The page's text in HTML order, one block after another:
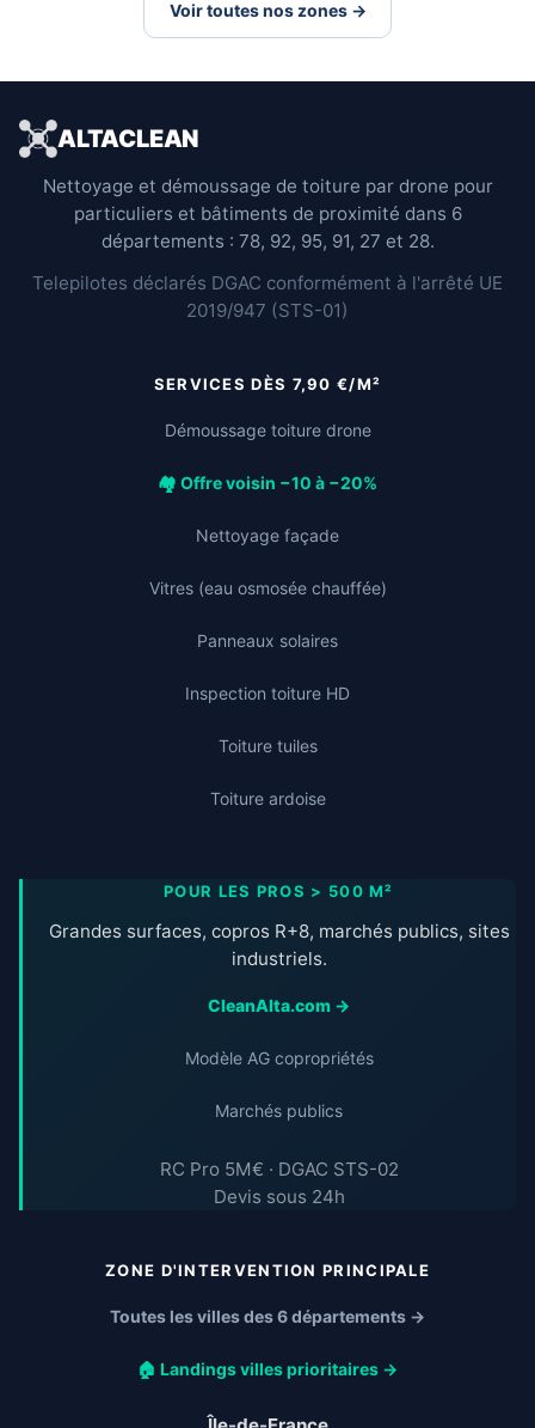
Voir toutes nos zones →
ALTACLEAN
Nettoyage et démoussage de toiture par drone pour
particuliers et bâtiments de proximité dans 6
départements : 78, 92, 95, 91, 27 et 28.
Telepilotes déclarés DGAC conformément à l'arrêté UE
2019/947 (STS-01)
SERVICES DÈS 7,90 €/M²
Démoussage toiture drone
🏘️ Offre voisin −10 à −20%
Nettoyage façade
Vitres (eau osmosée chauffée)
Panneaux solaires
Inspection toiture HD
Toiture tuiles
Toiture ardoise
POUR LES PROS > 500 M²
Grandes surfaces, copros R+8, marchés publics, sites
industriels.
CleanAlta.com →
Modèle AG copropriétés
Marchés publics
RC Pro 5M€ · DGAC STS-02
Devis sous 24h
ZONE D'INTERVENTION PRINCIPALE
Toutes les villes des 6 départements →
🏠 Landings villes prioritaires →